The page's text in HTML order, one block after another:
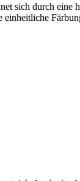
sich durch